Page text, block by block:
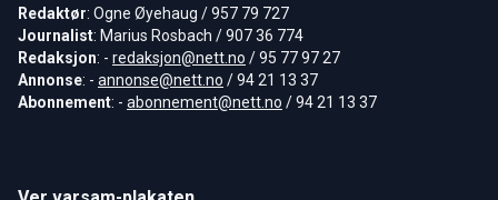
Redaktør: Ogne Øyehaug / 957 79 727
Journalist: Marius Rosbach / 907 36 774
Redaksjon: - redaksjon@nett.no / 95 77 97 27
Annonse: - annonse@nett.no / 94 21 13 37
Abonnement: - abonnement@nett.no / 94 21 13 37